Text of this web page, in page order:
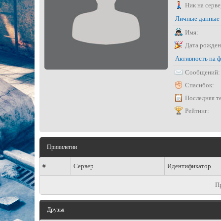
Ник на
Личные данные
Имя:
Дата
Активность на
Сообщений:
Спасибок:
Последняя
Рейтинг:
Привилегии
# Сервер Идентификатор
Друзья